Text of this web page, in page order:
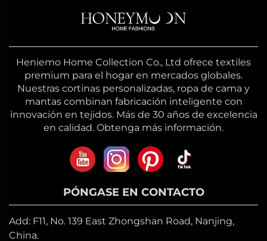
Heniemo Home Collection Co., Ltd ofrece textiles
premium para el hogar en mercados globales.
Nuestras cortinas personalizadas, ropa de cama y
mantas combinan fabricación inteligente con
innovación en tejidos. Más de 30 años de excelencia
en calidad. Obtenga más información.
PÓNGASE EN CONTACTO
Add: F11, No. 139 East Zhongshan Road, Nanjing,
China.